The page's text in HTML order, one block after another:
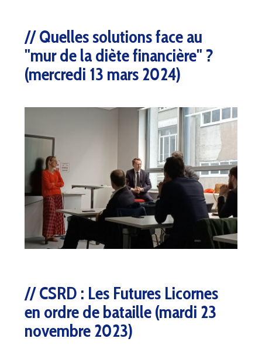
Quelles solutions face au
"mur de la diète financière" ?
(mercredi 13 mars 2024)
CSRD : Les Futures Licornes
en ordre de bataille (mardi 23
novembre 2023)